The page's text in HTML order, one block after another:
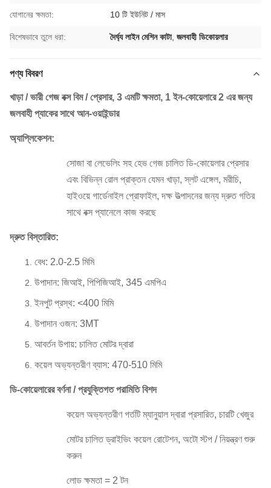
যোগানের ক্ষমতা: 10 টি ইউনিট / মাস
বিশেষভাবে তুলে ধরা: দৈর্ঘ্য লাইন মেশিন কাটা,জলবাহী ডিকোয়লার
পণ্য বিবরণ
খাড়া / ভারী গেজ বক্স বিম / প্রেসার, 3 এমটি ক্ষমতা, 1 ইন-কোয়েলারে 2 এর জন্য
জলবাহী প্যাকের সাথে আন-ওয়াইন্ডার
অ্যাপ্লিকেশন:
সোজা বা লেভেলিং সহ হেভ গেজ চালিত ডি-কোয়েলার প্রেসার
এবং বিভিন্ন রোল প্রাক্তন যেমন খাড়া, স্লট এঙ্গেল, মরীচি,
হাইওয়ে গার্ডেনাইল প্রোফাইল, দক্ষ উত্পাদনের জন্য দ্রুত গতির
সাথে বক্স প্যানেলে কাজ করছে
দ্রুত বিস্তারিত:
বেধ: 2.0-2.5 মিমি
উপাদান: জিআই, পিপিজিআই, 345 এমপিএ
ইনপুট প্রস্থ: <400 মিমি
উপাদান ওজন: 3MT
আবর্তন উপায়: চালিত মোটর দ্বারা
কয়েল অভ্যন্তরীণ ব্যাস: 470-510 মিমি
ডি-কোয়েলারের বর্ণনা / প্রযুক্তিগত পরামিতি বিশদ
কয়েল অভ্যন্তরীণ গর্তটি ম্যানুয়াল দ্বারা প্রসারিত, চারটি খেজুর
মোটর চালিত ড্রাইভিং কয়েল রোটেশন, অটো স্টপ / নিয়ন্ত্রণ শুরু
করুন
লোড ক্ষমতা = 2 টন